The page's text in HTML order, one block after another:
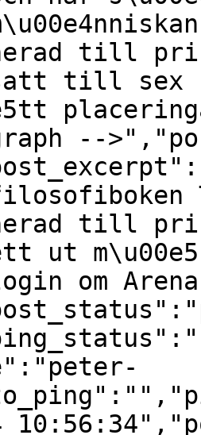
till
till sex
--
till
ut
om Arena